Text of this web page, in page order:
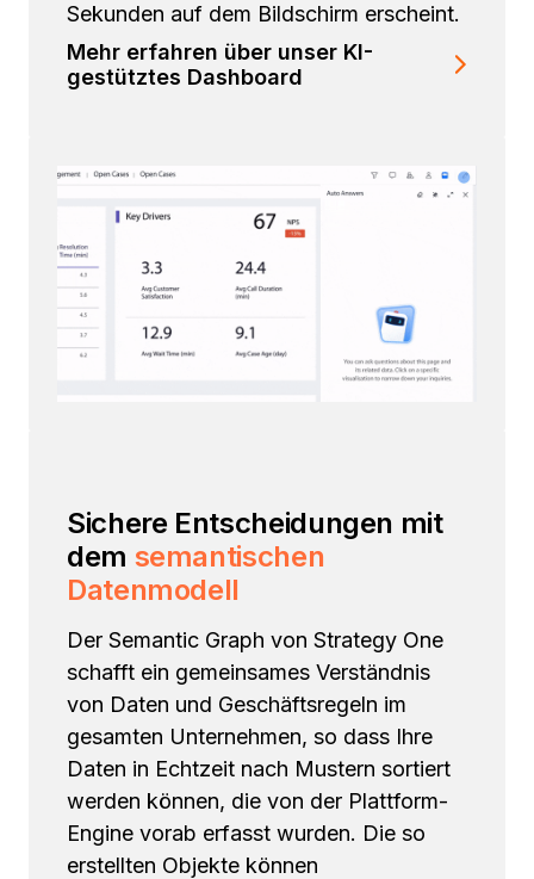
Sekunden auf dem Bildschirm erscheint.
Mehr erfahren über unser KI-
gestütztes Dashboard
Sichere Entscheidungen mit
dem semantischen
Datenmodell
Der Semantic Graph von Strategy One
schafft ein gemeinsames Verständnis
von Daten und Geschäftsregeln im
gesamten Unternehmen, so dass Ihre
Daten in Echtzeit nach Mustern sortiert
werden können, die von der Plattform-
Engine vorab erfasst wurden. Die so
erstellten Objekte können